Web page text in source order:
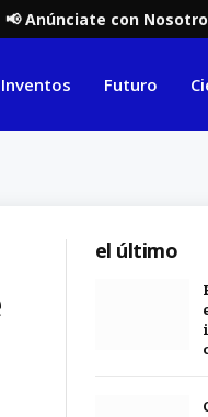
📢 Anúnciate con
Inventos Futuro
el último